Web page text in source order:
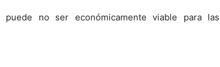
no ser económicamente viable para las